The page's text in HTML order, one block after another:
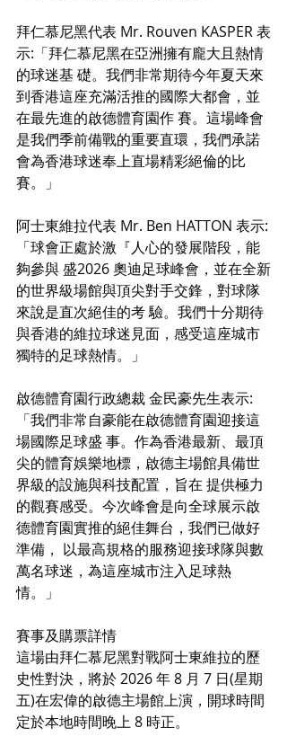
拜仁慕尼黑代表 Mr. Rouven KASPER 表
示:「拜仁慕尼黑在亞洲擁有龐大且熱情
的球迷基 礎。我們非常期待今年夏天來
到香港這座充滿活推的國際大都會，並
在最先進的啟德體育園作 賽。這場峰會
是我們季前備戰的重要直環，我們承諾
會為香港球迷奉上直場精彩絕倫的比
賽。」
阿士東維拉代表 Mr. Ben HATTON 表示:
「球會正處於激『人心的發展階段，能
夠參與 盛2026 奧迪足球峰會，並在全新
的世界級場館與頂尖對手交鋒，對球隊
來說是直次絕佳的考 驗。我們十分期待
與香港的維拉球迷見面，感受這座城市
獨特的足球熱情。」
啟德體育園行政總裁 金民豪先生表示:
「我們非常自豪能在啟德體育園迎接這
場國際足球盛 事。作為香港最新、最頂
尖的體育娛樂地標，啟德主場館具備世
界級的設施與科技配置，旨在 提供極力
的觀賽感受。今次峰會是向全球展示啟
德體育園實推的絕佳舞台，我們已做好
準備， 以最高規格的服務迎接球隊與數
萬名球迷，為這座城市注入足球熱
情。」
賽事及購票詳情
這場由拜仁慕尼黑對戰阿士東維拉的歷
史性對決，將於 2026 年 8 月 7 日(星期
五)在宏偉的啟德主場館上演，開球時間
定於本地時間晚上 8 時正。